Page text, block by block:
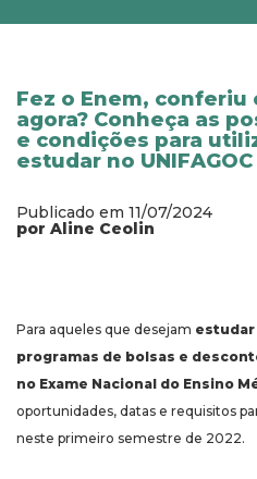
Fez o Enem, conferiu
agora? Conheça as
e condições para
estudar no UNIFAGOC
Publicado em 11/07/2024
por Aline Ceolin
Para aqueles que desejam estudar
programas de bolsas e
no Exame Nacional do Ensino
oportunidades, datas e requisitos
neste primeiro semestre de 2022.